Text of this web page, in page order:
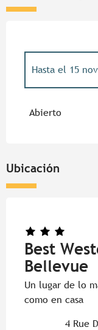
Hasta el 15
Abierto
Ubicación
Best
Bellevue
Un lugar de lo
como en casa
4 Rue